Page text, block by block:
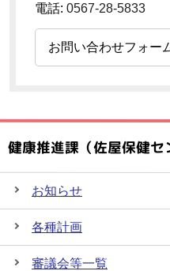
電話: 0567-28-5833
お問い合わせフォー
健康推進課（佐屋保健セ
お知らせ
各種計画
審議会等一覧